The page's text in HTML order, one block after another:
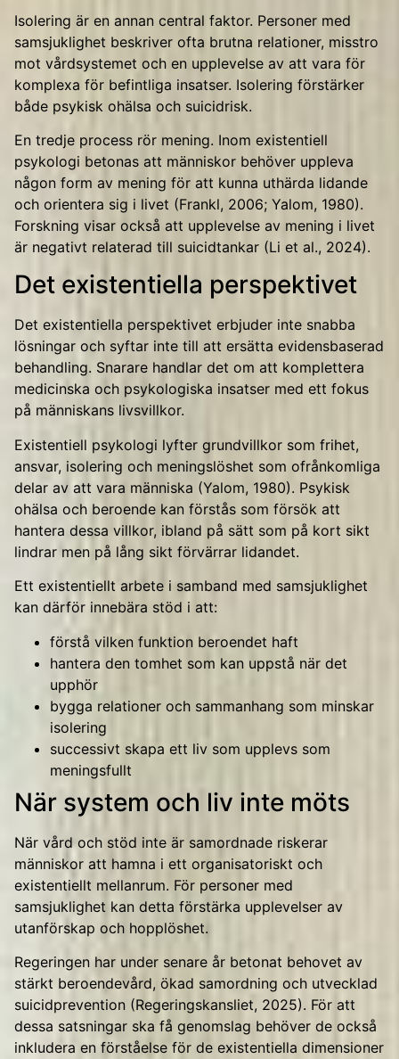
Isolering är en annan central faktor. Personer med
samsjuklighet beskriver ofta brutna relationer, misstro
mot vårdsystemet och en upplevelse av att vara för
komplexa för befintliga insatser. Isolering förstärker
både psykisk ohälsa och suicidrisk.
En tredje process rör mening. Inom existentiell
psykologi betonas att människor behöver uppleva
någon form av mening för att kunna uthärda lidande
och orientera sig i livet (Frankl, 2006; Yalom, 1980).
Forskning visar också att upplevelse av mening i livet
är negativt relaterad till suicidtankar (Li et al., 2024).
Det existentiella perspektivet
Det existentiella perspektivet erbjuder inte snabba
lösningar och syftar inte till att ersätta evidensbaserad
behandling. Snarare handlar det om att komplettera
medicinska och psykologiska insatser med ett fokus
på människans livsvillkor.
Existentiell psykologi lyfter grundvillkor som frihet,
ansvar, isolering och meningslöshet som ofrånkomliga
delar av att vara människa (Yalom, 1980). Psykisk
ohälsa och beroende kan förstås som försök att
hantera dessa villkor, ibland på sätt som på kort sikt
lindrar men på lång sikt förvärrar lidandet.
Ett existentiellt arbete i samband med samsjuklighet
kan därför innebära stöd i att:
förstå vilken funktion beroendet haft
hantera den tomhet som kan uppstå när det
upphör
bygga relationer och sammanhang som minskar
isolering
successivt skapa ett liv som upplevs som
meningsfullt
När system och liv inte möts
När vård och stöd inte är samordnade riskerar
människor att hamna i ett organisatoriskt och
existentiellt mellanrum. För personer med
samsjuklighet kan detta förstärka upplevelser av
utanförskap och hopplöshet.
Regeringen har under senare år betonat behovet av
stärkt beroendevård, ökad samordning och utvecklad
suicidprevention (Regeringskansliet, 2025). För att
dessa satsningar ska få genomslag behöver de också
inkludera en förståelse för de existentiella dimensioner